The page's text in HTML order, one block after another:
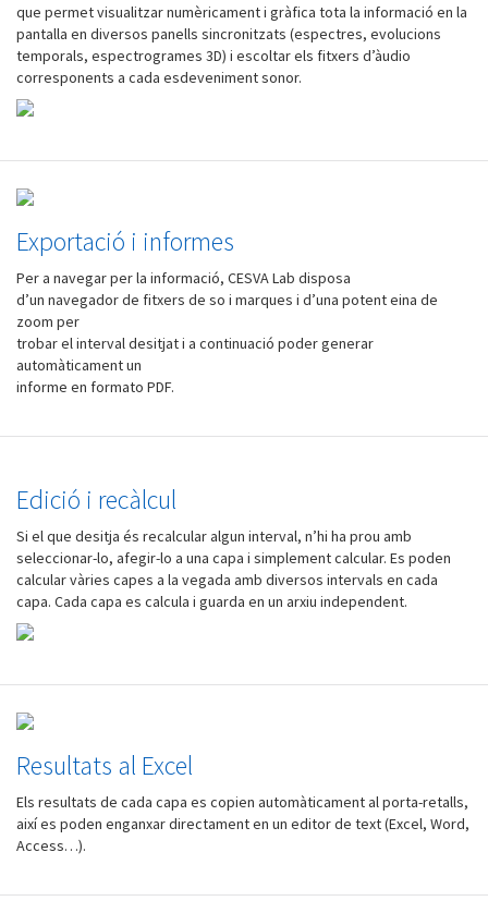
que permet visualitzar numèricament i gràfica tota la informació en la
pantalla en diversos panells sincronitzats (espectres, evolucions
temporals, espectrogrames 3D) i escoltar els fitxers d’àudio
corresponents a cada esdeveniment sonor.
Exportació i informes
Per a navegar per la informació, CESVA Lab disposa
d’un navegador de fitxers de so i marques i d’una potent eina de
zoom per
trobar el interval desitjat i a continuació poder generar
automàticament un
informe en formato PDF.
Edició i recàlcul
Si el que desitja és recalcular algun interval, n’hi ha prou amb
seleccionar-lo, afegir-lo a una capa i simplement calcular. Es poden
calcular vàries capes a la vegada amb diversos intervals en cada
capa. Cada capa es calcula i guarda en un arxiu independent.
Resultats al Excel
Els resultats de cada capa es copien automàticament al porta-retalls,
així es poden enganxar directament en un editor de text (Excel, Word,
Access…).